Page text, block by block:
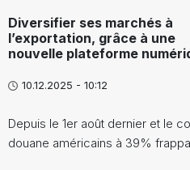
Diversifier ses marchés à
l’exportation, grâce à une
nouvelle plateforme
10.12.2025 - 10:12
Depuis le 1er août dernier et le
douane américains à 39%